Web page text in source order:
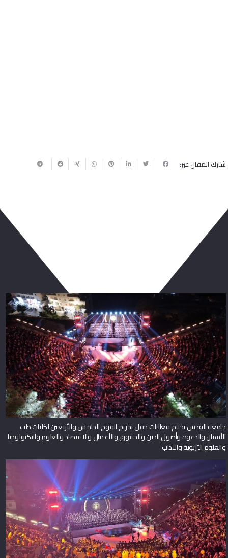
شارك المقال عبر:
جامعة القدس تختتم فعاليات حفل تخريج الفوج الخامس والأربعين لكليات طب
الأسنان والدعوة وأصول الدين والحقوق والأعمال والاقتصاد والعلوم والتكنولوجيا
والعلوم التربوية والآداب